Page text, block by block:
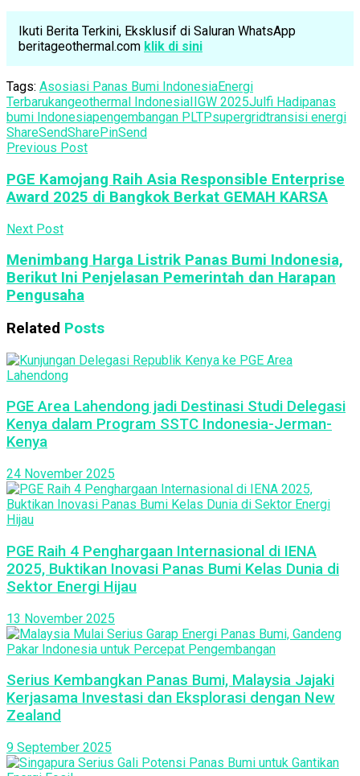
Ikuti Berita Terkini, Eksklusif di Saluran WhatsApp
beritageothermal.com klik di sini
Tags: Asosiasi Panas Bumi IndonesiaEnergi
Terbarukangeothermal IndonesiaIIGW 2025Julfi Hadipanas
bumi Indonesiapengembangan PLTPsupergridtransisi energi
ShareSendSharePinSend
Previous Post
PGE Kamojang Raih Asia Responsible Enterprise
Award 2025 di Bangkok Berkat GEMAH KARSA
Next Post
Menimbang Harga Listrik Panas Bumi Indonesia,
Berikut Ini Penjelasan Pemerintah dan Harapan
Pengusaha
Related Posts
PGE Area Lahendong jadi Destinasi Studi Delegasi
Kenya dalam Program SSTC Indonesia-Jerman-
Kenya
24 November 2025
PGE Raih 4 Penghargaan Internasional di IENA
2025, Buktikan Inovasi Panas Bumi Kelas Dunia di
Sektor Energi Hijau
13 November 2025
Serius Kembangkan Panas Bumi, Malaysia Jajaki
Kerjasama Investasi dan Eksplorasi dengan New
Zealand
9 September 2025